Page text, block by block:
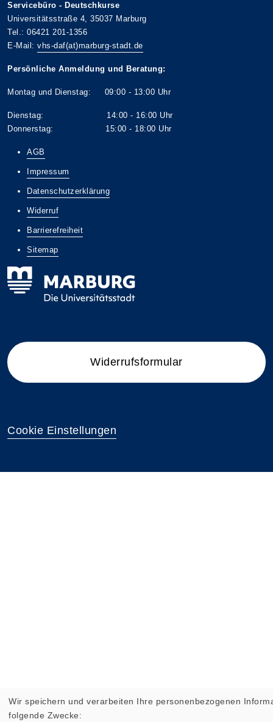
Servicebüro - Deutschkurse
Universitätsstraße 4, 35037 Marburg
Tel.: 06421 201-1356
E-Mail: vhs-daf(at)marburg-stadt.de
Persönliche Anmeldung und Beratung:
Montag und Dienstag: 09:00 - 13:00 Uhr
Dienstag: 14:00 - 16:00 Uhr
Donnerstag: 15:00 - 18:00 Uhr
AGB
Impressum
Datenschutzerklärung
Widerruf
Barrierefreiheit
Sitemap
Widerrufsformular
Cookie Einstellungen
Wir speichern und verarbeiten Ihre personenbezogenen
folgende Zwecke: